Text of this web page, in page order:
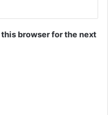
browser for the next